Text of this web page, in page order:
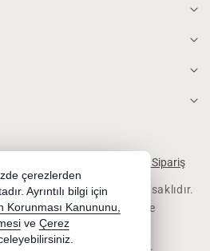
Telefonla Sipariş
- Tüm hakları saklıdır.
256bit SSL sertifikası ile
E-Ticaret ile hazırlanmıştır.
çerezlerden
Ayrıntılı bilgi için
Korunması Kanununu,
ve Çerez